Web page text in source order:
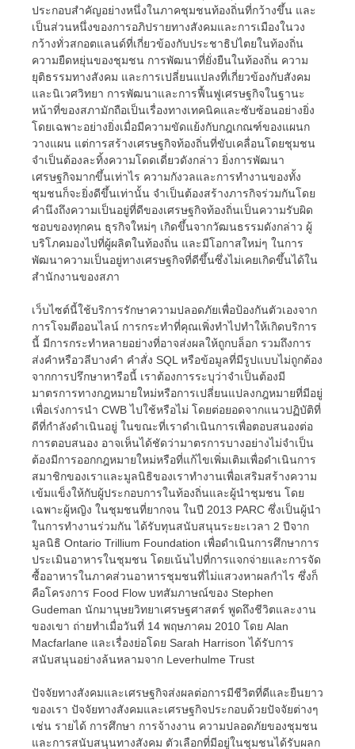
ประกอบสำคัญอย่างหนึ่งในภาคชุมชนท้องถิ่นที่กว้างขึ้น และ
เป็นส่วนหนึ่งของการอภิปรายทางสังคมและการเมืองในวง
กว้างทั่วสกอตแลนด์ที่เกี่ยวข้องกับประชาธิปไตยในท้องถิ่น
ความยืดหยุ่นของชุมชน การพัฒนาที่ยั่งยืนในท้องถิ่น ความ
ยุติธรรมทางสังคม และการเปลี่ยนแปลงที่เกี่ยวข้องกับสังคม
และนิเวศวิทยา การพัฒนาและการฟื้นฟูเศรษฐกิจในฐานะ
หน้าที่ของสภามักถือเป็นเรื่องทางเทคนิคและซับซ้อนอย่างยิ่ง
โดยเฉพาะอย่างยิ่งเมื่อมีความขัดแย้งกับกฎเกณฑ์ของแผนก
วางแผน แต่การสร้างเศรษฐกิจท้องถิ่นที่ขับเคลื่อนโดยชุมชน
จำเป็นต้องละทิ้งความโดดเดี่ยวดังกล่าว ยิ่งการพัฒนา
เศรษฐกิจมากขึ้นเท่าไร ความกังวลและการทำงานของทั้ง
ชุมชนก็จะยิ่งดีขึ้นเท่านั้น จำเป็นต้องสร้างภารกิจร่วมกันโดย
คำนึงถึงความเป็นอยู่ที่ดีของเศรษฐกิจท้องถิ่นเป็นความรับผิด
ชอบของทุกคน ธุรกิจใหม่ๆ เกิดขึ้นจากวัฒนธรรมดังกล่าว ผู้
บริโภคมองไปที่ผู้ผลิตในท้องถิ่น และมีโอกาสใหม่ๆ ในการ
พัฒนาความเป็นอยู่ทางเศรษฐกิจที่ดีขึ้นซึ่งไม่เคยเกิดขึ้นได้ใน
สำนักงานของสภา
เว็บไซต์นี้ใช้บริการรักษาความปลอดภัยเพื่อป้องกันตัวเองจาก
การโจมตีออนไลน์ การกระทำที่คุณเพิ่งทำไปทำให้เกิดบริการ
นี้ มีการกระทำหลายอย่างที่อาจส่งผลให้ถูกบล็อก รวมถึงการ
ส่งคำหรือวลีบางคำ คำสั่ง SQL หรือข้อมูลที่มีรูปแบบไม่ถูกต้อง
จากการปรึกษาหารือนี้ เราต้องการระบุว่าจำเป็นต้องมี
มาตรการทางกฎหมายใหม่หรือการเปลี่ยนแปลงกฎหมายที่มีอยู่
เพื่อเร่งการนำ CWB ไปใช้หรือไม่ โดยต่อยอดจากแนวปฏิบัติที่
ดีที่กำลังดำเนินอยู่ ในขณะที่เราดำเนินการเพื่อตอบสนองต่อ
การตอบสนอง อาจเห็นได้ชัดว่ามาตรการบางอย่างไม่จำเป็น
ต้องมีการออกกฎหมายใหม่หรือที่แก้ไขเพิ่มเติมเพื่อดำเนินการ
สมาชิกของเราและมูลนิธิของเราทำงานเพื่อเสริมสร้างความ
เข้มแข็งให้กับผู้ประกอบการในท้องถิ่นและผู้นำชุมชน โดย
เฉพาะผู้หญิง ในชุมชนที่ยากจน ในปี 2013 PARC ซึ่งเป็นผู้นำ
ในการทำงานร่วมกัน ได้รับทุนสนับสนุนระยะเวลา 2 ปีจาก
มูลนิธิ Ontario Trillium Foundation เพื่อดำเนินการศึกษาการ
ประเมินอาหารในชุมชน โดยเน้นไปที่การแจกจ่ายและการจัด
ซื้ออาหารในภาคส่วนอาหารชุมชนที่ไม่แสวงหาผลกำไร ซึ่งก็
คือโครงการ Food Flow บทสัมภาษณ์ของ Stephen
Gudeman นักมานุษยวิทยาเศรษฐศาสตร์ พูดถึงชีวิตและงาน
ของเขา ถ่ายทำเมื่อวันที่ 14 พฤษภาคม 2010 โดย Alan
Macfarlane และเรื่องย่อโดย Sarah Harrison ได้รับการ
สนับสนุนอย่างล้นหลามจาก Leverhulme Trust
ปัจจัยทางสังคมและเศรษฐกิจส่งผลต่อการมีชีวิตที่ดีและยืนยาว
ของเรา ปัจจัยทางสังคมและเศรษฐกิจประกอบด้วยปัจจัยต่างๆ
เช่น รายได้ การศึกษา การจ้างงาน ความปลอดภัยของชุมชน
และการสนับสนุนทางสังคม ตัวเลือกที่มีอยู่ในชุมชนได้รับผลก